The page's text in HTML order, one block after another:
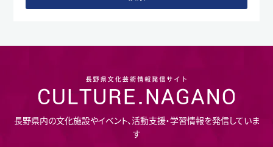
長野県内の文化施設やイベント、活動支援・学習情報を発信していま
す